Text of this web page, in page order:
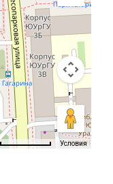
Условия